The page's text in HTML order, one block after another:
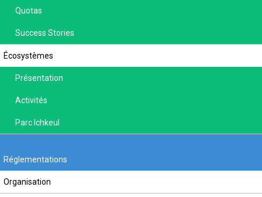
Quotas
Success Stories
Écosystèmes
Présentation
Activités
Parc Ichkeul
Réglementations
Organisation